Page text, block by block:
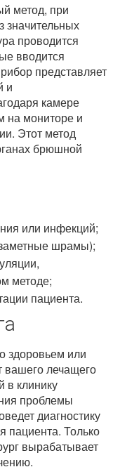
метод, при
значительных
проводится
вводится
представляет
и
камере
на мониторе и
Этот метод
брюшной
или инфекций;
шрамы);
методе;
пациента.
здоровьем или
вашего лечащего
в клинику
проблемы
диагностику
пациента. Только
вырабатывает